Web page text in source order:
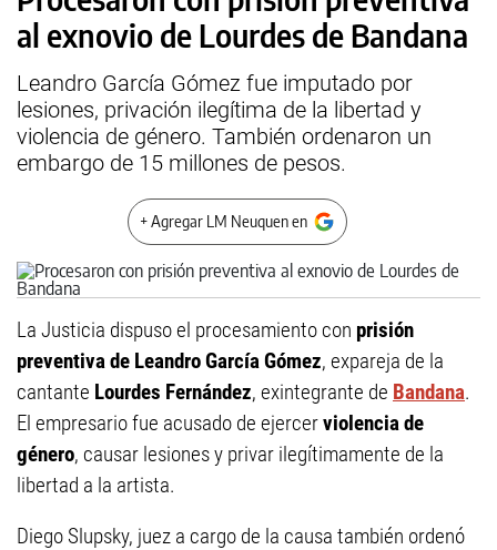
al exnovio de Lourdes de Bandana
Leandro García Gómez fue imputado por
lesiones, privación ilegítima de la libertad y
violencia de género. También ordenaron un
embargo de 15 millones de pesos.
+ Agregar LM Neuquen en
La Justicia dispuso el procesamiento con prisión
preventiva de Leandro García Gómez, expareja de la
cantante Lourdes Fernández, exintegrante de Bandana.
El empresario fue acusado de ejercerviolencia de
género, causar lesiones y privar ilegítimamente de la
libertad a la artista.
Diego Slupsky, juez a cargo de la causa también ordenó